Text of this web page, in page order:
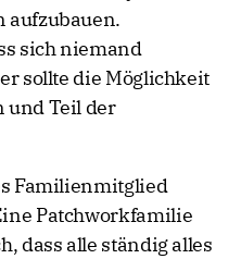
aufzubauen.
sich niemand
sollte die Möglichkeit
und Teil der
Familienmitglied
Patchworkfamilie
dass alle ständig alles